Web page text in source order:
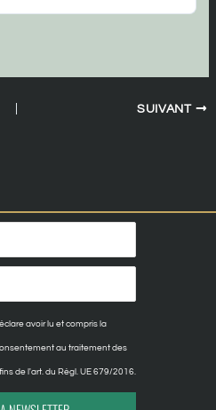
SUIVANT
avoir lu et compris la
au traitement des
de l'art. du Règl. UE 679/2016.